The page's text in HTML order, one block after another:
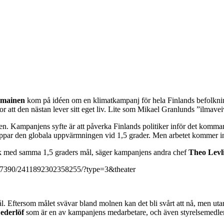
kom på idéen om en klimatkampanj för hela Finlands
att den nästan lever sitt eget liv. Lite som Mikael Granlunds
Kampanjens syfte är att påverka Finlands politiker inför det
den globala uppvärmningen vid 1,5 grader. Men arbetet kommer
samma 1,5 graders mål, säger kampanjens andra chefTheo
2411892302358255/?type=3&theater
målet svävar bland molnen kan det bli svårt att nå, men
som är en av kampanjens medarbetare, och även